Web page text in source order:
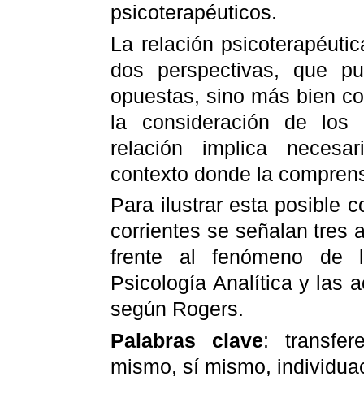
psicoterapéuticos.
La relación
dos perspectivas, que
opuestas, sino más bien
la consideración de los
relación implica
contexto donde la
Para ilustrar esta posible
corrientes se señalan tres
frente al fenómeno de
Psicología Analítica y las
según Rogers.
Palabras clave:
mismo, sí mismo,